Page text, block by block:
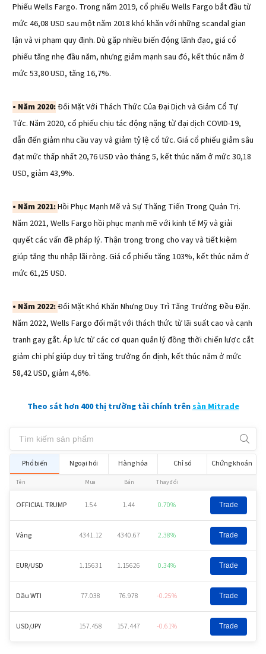
Phiếu Wells Fargo. Trong năm 2019, cổ phiếu Wells Fargo bắt đầu từ
mức 46,08 USD sau một năm 2018 khó khăn với những scandal gian
lận và vi phạm quy định. Dù gặp nhiều biến động lãnh đạo, giá cổ
phiếu tăng nhẹ đầu năm, nhưng giảm mạnh sau đó, kết thúc năm ở
mức 53,80 USD, tăng 16,7%.
• Năm 2020:Đối Mặt Với Thách Thức Của Đại Dịch và Giảm Cổ Tự
Tức. Năm 2020, cổ phiếu chịu tác động nặng từ đại dịch COVID-19,
dẫn đến giảm nhu cầu vay và giảm tỷ lệ cổ tức. Giá cổ phiếu giảm sâu
đạt mức thấp nhất 20,76 USD vào tháng 5, kết thúc năm ở mức 30,18
USD, giảm 43,9%.
• Năm 2021:Hồi Phục Mạnh Mẽ và Sự Thăng Tiến Trong Quản Trị.
Năm 2021, Wells Fargo hồi phục mạnh mẽ với kinh tế Mỹ và giải
quyết các vấn đề pháp lý. Thận trọng trong cho vay và tiết kiệm
giúp tăng thu nhập lãi ròng. Giá cổ phiếu tăng 103%, kết thúc năm ở
mức 61,25 USD.
• Năm 2022:Đối Mặt Khó Khăn Nhưng Duy Trì Tăng Trưởng Đều Đặn.
Năm 2022, Wells Fargo đối mặt với thách thức từ lãi suất cao và cạnh
tranh gay gắt. Áp lực từ các cơ quan quản lý đồng thời chiến lược cắt
giảm chi phí giúp duy trì tăng trưởng ổn định, kết thúc năm ở mức
58,42 USD, giảm 4,6%.
Theo sát hơn 400 thị trường tài chính trênsàn Mitrade
Phổ biến Ngoại hối Hàng hóa Chỉ số Chứng khoán
Tên Mua Bán Thay đổi
OFFICIAL TRUMP 1.54 1.44 0.70% Trade
Vàng 4341.12 4340.67 2.38% Trade
EUR/USD 1.15631 1.15626 0.34% Trade
Dầu WTI 77.038 76.978 -0.25% Trade
USD/JPY 157.458 157.447 -0.61% Trade